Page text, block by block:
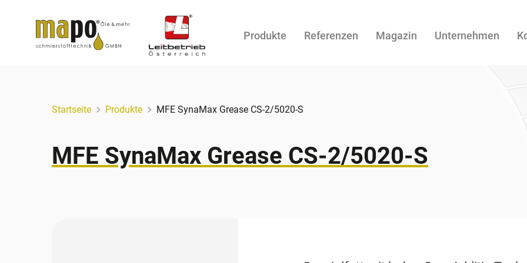
Produkte Referenzen Magazin Unternehmen
Startseite Produkte MFE SynaMax Grease CS-2/5020-S
MFE SynaMax Grease CS-2/5020-S